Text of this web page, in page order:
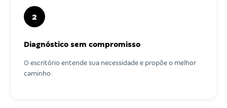
2
Diagnóstico sem compromisso
O escritório entende sua necessidade e propõe o melhor
caminho.